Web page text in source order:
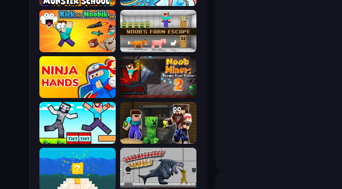
Toilets Worms Shooter
Herobrine vs Monster School
Noob's Farm Escape
Kick the Noobik 3D
Noob Miner 2: Escape From Prison
Ninja Hands
Noob Trolls Pro
Noob Gigachad: Parkour Tricks Challenge
Sharkosaurus Rampage